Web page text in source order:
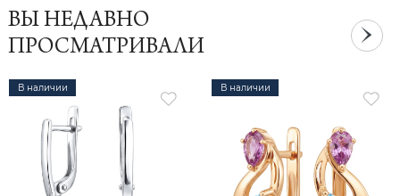
ВЫ НЕДАВНО
ПРОСМАТРИВАЛИ
В наличии В наличии